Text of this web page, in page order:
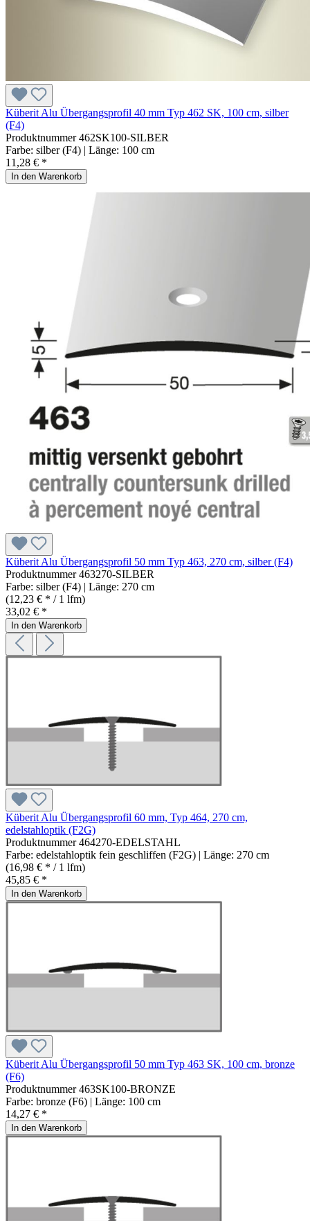
Küberit Alu Übergangsprofil 40 mm Typ 462 SK, 100 cm, silber
(F4)
Produktnummer462SK100-SILBER
Farbe: silber (F4) | Länge: 100 cm
11,28 € *
In den Warenkorb
Küberit Alu Übergangsprofil 50 mm Typ 463, 270 cm, silber (F4)
Produktnummer463270-SILBER
Farbe: silber (F4) | Länge: 270 cm
(12,23 € * / 1 lfm)
33,02 € *
In den Warenkorb
Küberit Alu Übergangsprofil 60 mm, Typ 464, 270 cm,
edelstahloptik (F2G)
Produktnummer464270-EDELSTAHL
Farbe: edelstahloptik fein geschliffen (F2G) | Länge: 270 cm
(16,98 € * / 1 lfm)
45,85 € *
In den Warenkorb
Küberit Alu Übergangsprofil 50 mm Typ 463 SK, 100 cm, bronze
(F6)
Produktnummer463SK100-BRONZE
Farbe: bronze (F6) | Länge: 100 cm
14,27 € *
In den Warenkorb